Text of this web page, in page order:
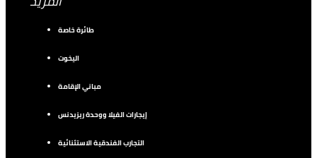
طائرة خاصة
اليخوت
مباني الإقامة
إيجارات الفيلا ووحدة ريزيدنس
التجارب الفندقية الاستثنائية